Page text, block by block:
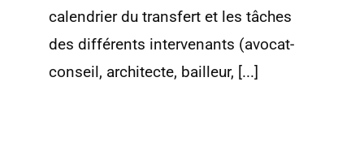
calendrier du transfert et les tâches
des différents intervenants (avocat-
conseil, architecte, bailleur, [...]